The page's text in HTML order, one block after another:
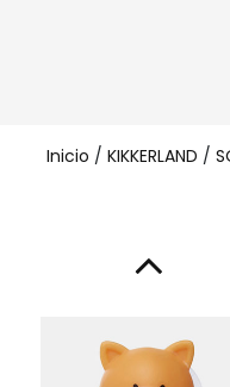
Inicio / KIKKERLAND /